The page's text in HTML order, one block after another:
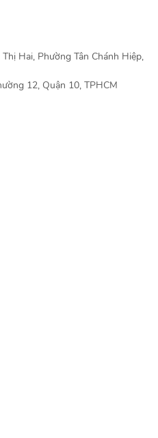
Hai, Phường Tân Chánh Hiệp,
12, Quận 10, TPHCM